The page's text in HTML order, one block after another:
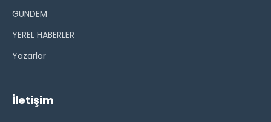
GÜNDEM
YEREL HABERLER
Yazarlar
İletişim